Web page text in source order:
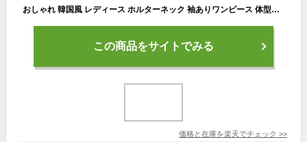
おしゃれ 韓国風 レディース ホルターネック 袖ありワンピース 体型カバー 水着ショート丈ワンピース ビキニ ビーチウェア 大人 女性 タンキニ 小胸 パッド付き みずぎ ミズギ ママ 可愛い 無地 ミセス ワイヤーなし 30代 美胸 温泉 オールインワン 3色 M/L/XL/2XL/3XL
この商品をサイトでみる
価格と在庫を楽天でチェック >>